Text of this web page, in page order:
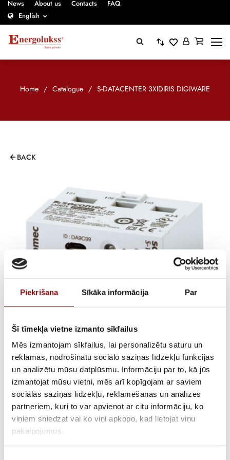
Piekrišana Sīkāka informācija Par
Šī tīmekļa vietne izmanto sīkfailus
Mēs izmantojam sīkfailus, lai personalizētu saturu un
reklāmas, nodrošinātu sociālo saziņas līdzekļu funkcijas
un analizētu mūsu datplūsmu. Informāciju par to, kā jūs
izmantojat mūsu vietni, mēs arī kopīgojam ar saviem
sociālās saziņas līdzekļu, reklamēšanas un analīzes
partneriem, kuri to var apvienot ar citu informāciju, ko
viņiem sniedzat vai ko viņi apkopo, kad lietojat viņu
pakalpojumus.
News About us Contacts
FAQ
English
Home / Catalogue / S-DATACENTER 3XIDIRIS DIGIWARE
BACK
S-DATACENTER 3XIDIRIS
DIGIWARE
€208,73
Incl. VAT
AVAILABILITY Available on backorder